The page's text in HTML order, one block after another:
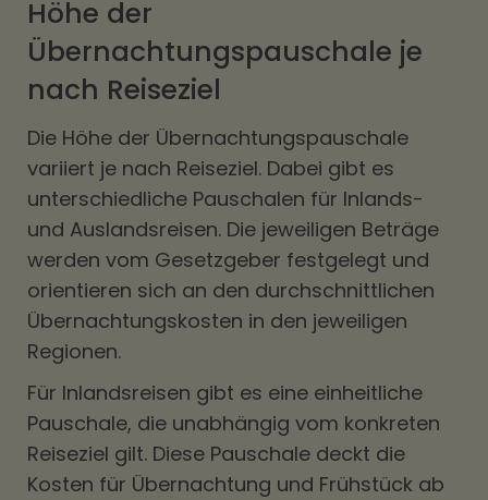
Höhe der
Übernachtungspauschale je
nach Reiseziel
Die Höhe der Übernachtungspauschale
variiert je nach Reiseziel. Dabei gibt es
unterschiedliche Pauschalen für Inlands-
und Auslandsreisen. Die jeweiligen Beträge
werden vom Gesetzgeber festgelegt und
orientieren sich an den durchschnittlichen
Übernachtungskosten in den jeweiligen
Regionen.
Für Inlandsreisen gibt es eine einheitliche
Pauschale, die unabhängig vom konkreten
Reiseziel gilt. Diese Pauschale deckt die
Kosten für Übernachtung und Frühstück ab